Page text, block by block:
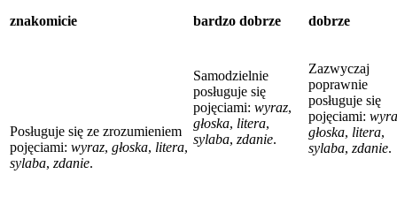
znakomicie bardzo dobrze dobrze
Posługuje się ze zrozumieniem
pojęciami: wyraz, głoska, litera,
sylaba, zdanie.
Samodzielnie
posługuje się
pojęciami: wyraz,
głoska, litera,
sylaba, zdanie.
Zazwyczaj
poprawnie
posługuje się
pojęciami:
głoska, litera,
sylaba, zdanie.